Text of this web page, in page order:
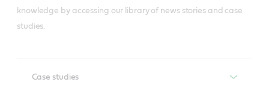
knowledge by accessing our library of news stories and case
studies.
Case studies